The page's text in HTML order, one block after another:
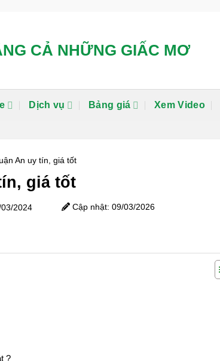
CẢ NHỮNG GIẤC MƠ
Dịch vụ Bảng giá Xem Video
An uy tín, giá tốt
giá tốt
2024 Cập nhật: 09/03/2026
?